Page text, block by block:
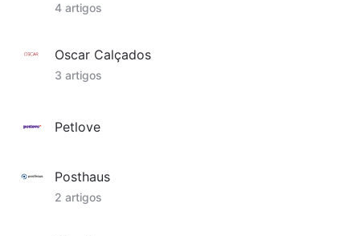
4 artigos
Oscar Calçados
3 artigos
Petlove
Posthaus
2 artigos